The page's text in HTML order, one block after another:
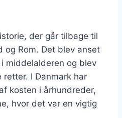
der går tilbage til
Rom. Det blev anset
middelalderen og blev
I Danmark har
kosten i århundreder,
hvor det var en vigtig